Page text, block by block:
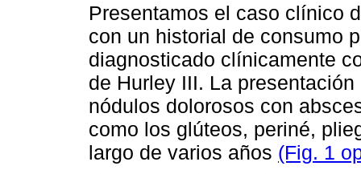
Presentamos el caso clínico
con un historial de consumo
diagnosticado clínicamente
de Hurley III. La
nódulos dolorosos con
como los glúteos, periné,
largo de varios años (Fig. 1